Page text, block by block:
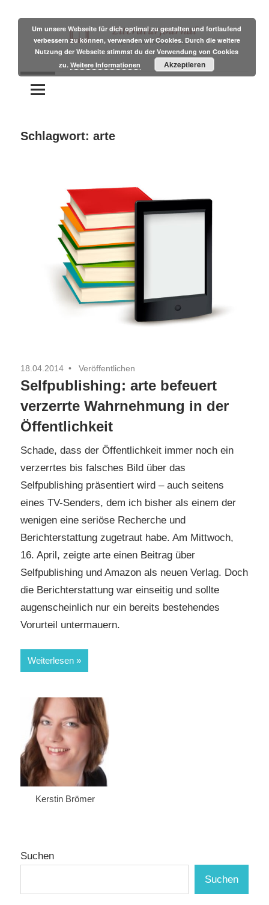
Inhalt
springen
Literaturjournal
Tipps
und
Branchennews
Schlagwort: arte
18.04.2014 Veröffentlichen
Selfpublishing: arte befeuert
verzerrte Wahrnehmung in der
Öffentlichkeit
Schade, dass der Öffentlichkeit immer noch ein
verzerrtes bis falsches Bild über das
Selfpublishing präsentiert wird – auch seitens
eines TV-Senders, dem ich bisher als einem der
wenigen eine seriöse Recherche und
Berichterstattung zugetraut habe. Am Mittwoch,
16. April, zeigte arte einen Beitrag über
Selfpublishing und Amazon als neuen Verlag. Doch
die Berichterstattung war einseitig und sollte
augenscheinlich nur ein bereits bestehendes
Vorurteil untermauern.
Weiterlesen
Kerstin Brömer
Suchen
Suchen
Um unsere Webseite für dich optimal zu gestalten und fortlaufend
verbessern zu können, verwenden wir Cookies. Durch die weitere
Nutzung der Webseite stimmst du der Verwendung von Cookies
zu.Weitere Informationen Akzeptieren